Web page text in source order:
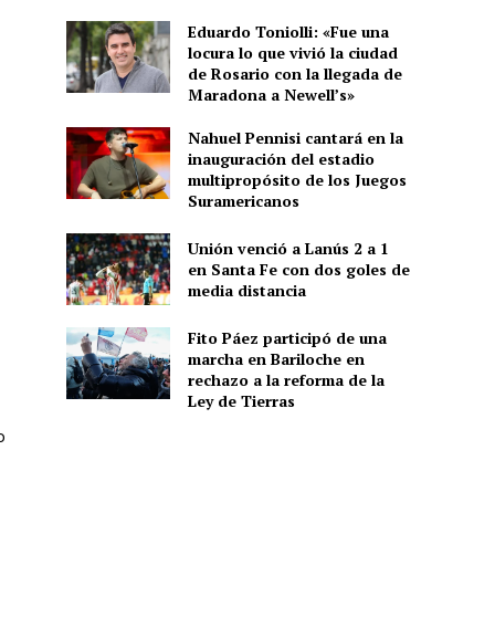
Eduardo Toniolli: «Fue una
locura lo que vivió la ciudad
de Rosario con la llegada de
Maradona a Newell’s»
Nahuel Pennisi cantará en la
inauguración del estadio
multipropósito de los Juegos
Suramericanos
Unión venció a Lanús 2 a 1
en Santa Fe con dos goles de
media distancia
Fito Páez participó de una
marcha en Bariloche en
rechazo a la reforma de la
Ley de Tierras